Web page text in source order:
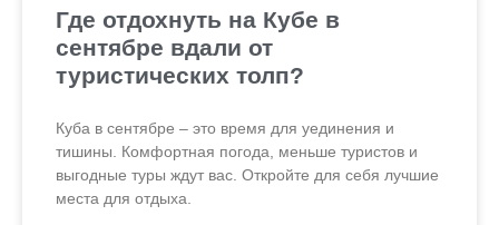
Где отдохнуть на Кубе в
сентябре вдали от
туристических толп?
Куба в сентябре – это время для уединения и
тишины. Комфортная погода, меньше туристов и
выгодные туры ждут вас. Откройте для себя лучшие
места для отдыха.